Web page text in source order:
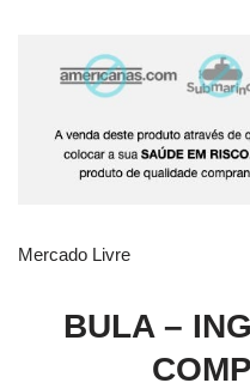
Mercado Livre
BULA –